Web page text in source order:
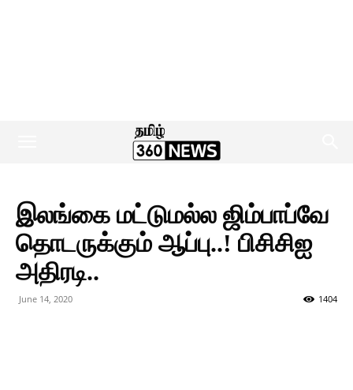
இலங்கை மட்டுமல்ல ஜிம்பாப்வே
தொடருக்கும் ஆப்பு..! பிசிசிஐ
அதிரடி..
June 14, 2020 1404